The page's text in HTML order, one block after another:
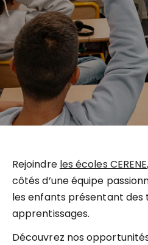
Rejoindre les écoles CERENE
côtés d’une équipe
les enfants présentant des
apprentissages.
Découvrez nos